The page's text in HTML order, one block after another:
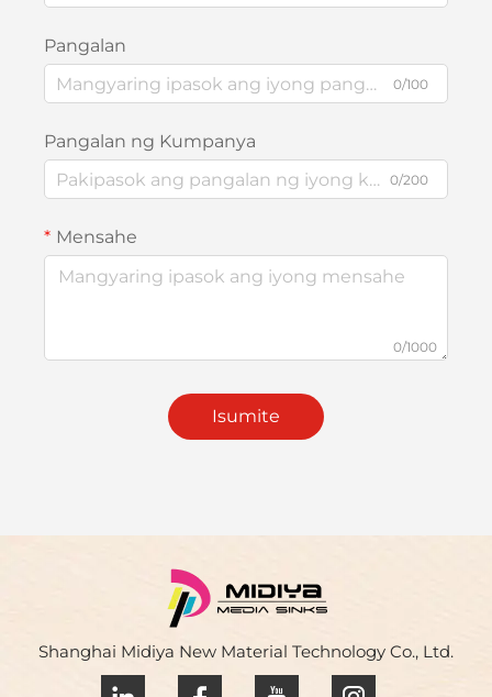
Pangalan
0/100
Pangalan ng Kumpanya
0/200
Mensahe
0/1000
Isumite
Shanghai Midiya New Material Technology Co., Ltd.